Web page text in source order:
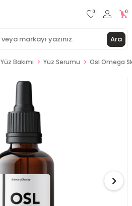
Ara
0 0
Yüz Bakımı Yüz Serumu Osl Omega